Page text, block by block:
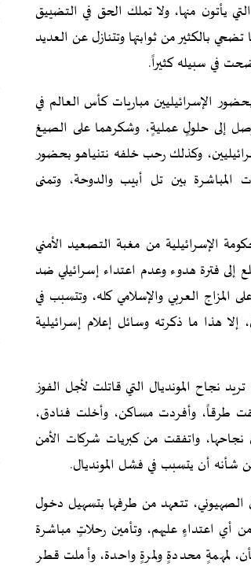
يأتون منها، ولا تملك الحق في التضييق
بالكثير من ثوابتها وتتنازل عن العديد
في سبيله كثيراً.
الإسرائيليين مباريات كأس العالم في
إلى حلولٍ عمليةٍ، وشكرهما على الصيغ
وكذلك رحب خلفه نتنياهو بحضور
بين تل أبيب والدوحة، وتمنى
الإسرائيلية من مغبة التصعيد الأمني
إلى فترة هدوء وعدم اعتداء إسرائيلي ضد
المزاج العربي والإسلامي كله، وتتسبب في
هذا ما ذكرته وسائل إعلام إسرائيلية
نجاح المونديال التي قاتلت لأجل الفوز
طرقاً، وأفردت مساكن، وأخلت فنادق،
واتفقت من كبريات شركات الأمن
شأنه أن يتسبب في فشل المونديال.
الصهيوني، تتعهد من طرفها بتسهيل دخول
أي اعتداءٍ عليهم، وتأمين رحلاتٍ مباشرة
لمهمةٍ محددةٍ ولمرةٍ واحدة، وأملت قطر